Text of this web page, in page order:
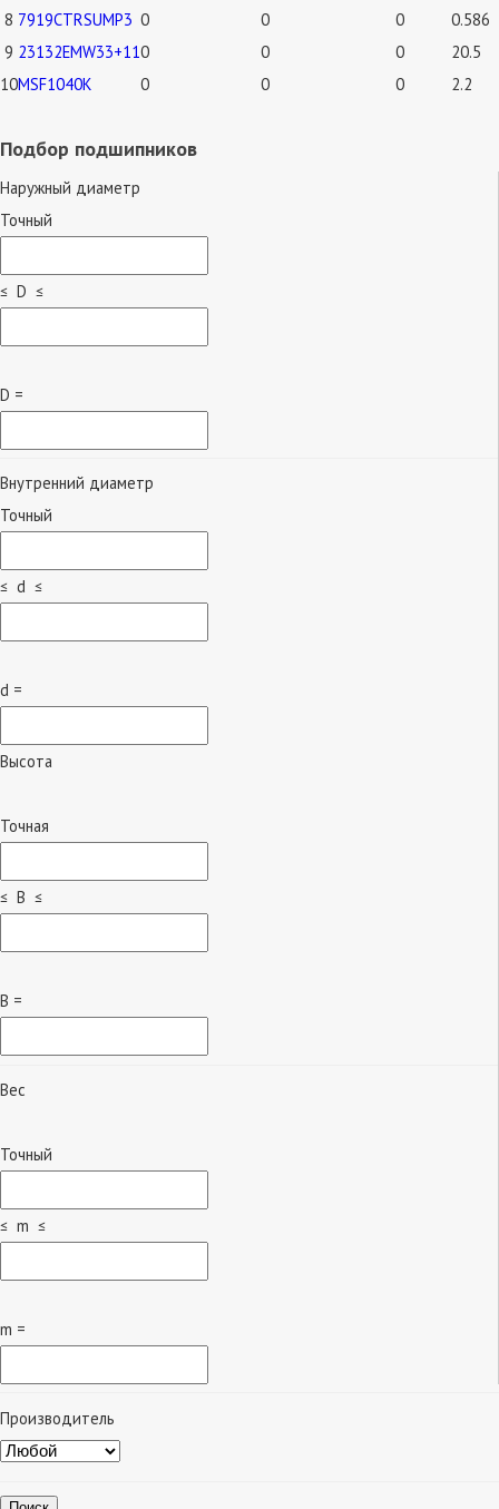
8 7919CTRSUMP3 0 0 0
0.586
9 23132EMW33+110 0 0
20.5
10MSF1040K 0 0 0 2.2
Подбор подшипников
Наружный диаметр
Точный
≤ D ≤
D =
Внутренний диаметр
Точный
≤ d ≤
d =
Высота
Точная
≤ B ≤
B =
Вес
Точный
≤ m ≤
m =
Производитель